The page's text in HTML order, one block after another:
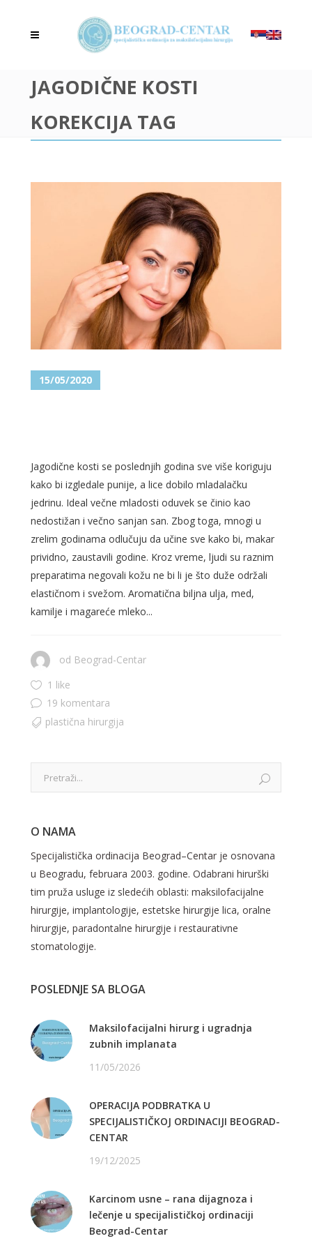
JAGODIČNE KOSTI
KOREKCIJA TAG
15/05/2020
Jagodične kosti se poslednjih godina sve više koriguju
kako bi izgledale punije, a lice dobilo mladalačku
jedrinu. Ideal večne mladosti oduvek se činio kao
nedostižan i večno sanjan san. Zbog toga, mnogi u
zrelim godinama odlučuju da učine sve kako bi, makar
prividno, zaustavili godine. Kroz vreme, ljudi su raznim
preparatima negovali kožu ne bi li je što duže održali
elastičnom i svežom. Aromatična biljna ulja, med,
kamilje i magareće mleko...
od Beograd-Centar
1 like
19 komentara
plastična hirurgija
O NAMA
Specijalistička ordinacija Beograd–Centar je osnovana
u Beogradu, februara 2003. godine. Odabrani hirurški
tim pruža usluge iz sledećih oblasti: maksilofacijalne
hirurgije, implantologije, estetske hirurgije lica, oralne
hirurgije, paradontalne hirurgije i restaurativne
stomatologije.
POSLEDNJE SA BLOGA
Maksilofacijalni hirurg i ugradnja
zubnih implanata
11/05/2026
OPERACIJA PODBRATKA U
SPECIJALISTIČKOJ ORDINACIJI BEOGRAD-
CENTAR
19/12/2025
Karcinom usne – rana dijagnoza i
lečenje u specijalističkoj ordinaciji
Beograd-Centar